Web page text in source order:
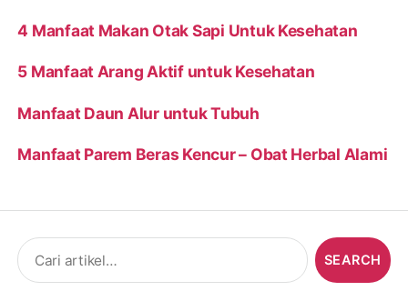
4 Manfaat Makan Otak Sapi Untuk Kesehatan
5 Manfaat Arang Aktif untuk Kesehatan
Manfaat Daun Alur untuk Tubuh
Manfaat Parem Beras Kencur – Obat Herbal Alami
Search
for: